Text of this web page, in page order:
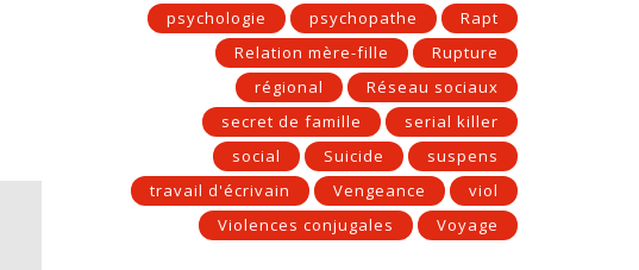
psychologie
psychopathe
Rapt
Relation mère-fille
Rupture
régional
Réseau sociaux
secret de famille
serial killer
social
Suicide
suspens
travail d'écrivain
Vengeance
viol
Violences conjugales
Voyage